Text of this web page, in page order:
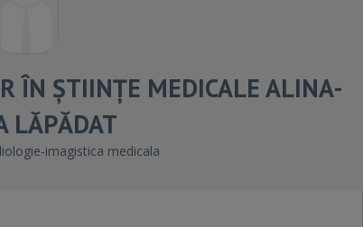
ÎN ȘTIINȚE MEDICALE ALINA-
LĂPĂDAT
imagistica medicala